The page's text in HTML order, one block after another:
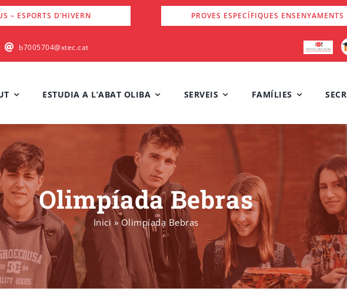
– ESPORTS D’HIVERN PROVES ESPECÍFIQUES
b7005704@xtec.cat
ESTUDIA A L’ABAT OLIBA SERVEIS FAMÍLIES
Olimpíada Bebras
Inici »Olimpíada Bebras